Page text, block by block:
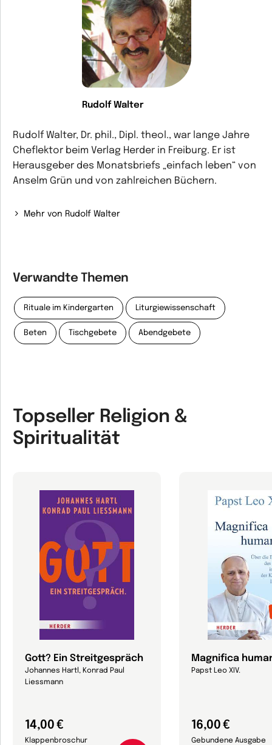
Rudolf Walter
Rudolf Walter, Dr. phil., Dipl. theol., war lange Jahre
Cheflektor beim Verlag Herder in Freiburg. Er ist
Herausgeber des Monatsbriefs „einfach leben“ von
Anselm Grün und von zahlreichen Büchern.
Mehr von Rudolf Walter
Verwandte Themen
Rituale im Kindergarten Liturgiewissenschaft
Beten Tischgebete Abendgebete
Topseller Religion &
Spiritualität
Gott? Ein Streitgespräch
Johannes Hartl, Konrad Paul
Liessmann
14,00 €
Klappenbroschur
Magnifica
Papst Leo XIV.
16,00 €
Gebundene Ausgabe